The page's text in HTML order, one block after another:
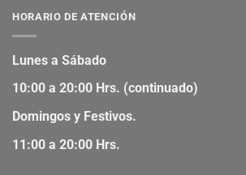
HORARIO DE ATENCIÓN
Lunes a Sábado
10:00 a 20:00 Hrs. (continuado)
Domingos y Festivos.
11:00 a 20:00 Hrs.